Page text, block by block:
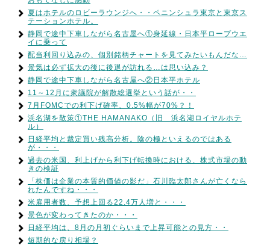
夏はホテルのロビーラウンジへ・・ペニンシュラ東京と東京ス
テーションホテル。
静岡で途中下車しながら名古屋へ①身延線・日本平ロープウエ
イに乗って
配当利回り込みの、個別銘柄チャートを見てみたいもんだな…
景気は必ず拡大の後に後退が訪れる…は思い込み？
静岡で途中下車しながら名古屋へ②日本平ホテル
11～12月に衆議院が解散総選挙という話が・・
7月FOMCでの利下げ確率、0.5%幅が70%？！
浜名湖を散策①THE HAMANAKO（旧 浜名湖ロイヤルホテ
ル）
日経平均と裁定買い残高分析。陰の極といえるのではある
が・・・
過去の米国、利上げから利下げ転換時における、株式市場の動
きの検証
「株価は企業の本質的価値の影だ」石川臨太郎さんが亡くなら
れたんですね・・・
米雇用者数、予想上回る22.4万人増と・・・
景色が変わってきたのか・・・
日経平均は、8月の月初ぐらいまで上昇可能との見方・・
短期的な戻り相場？